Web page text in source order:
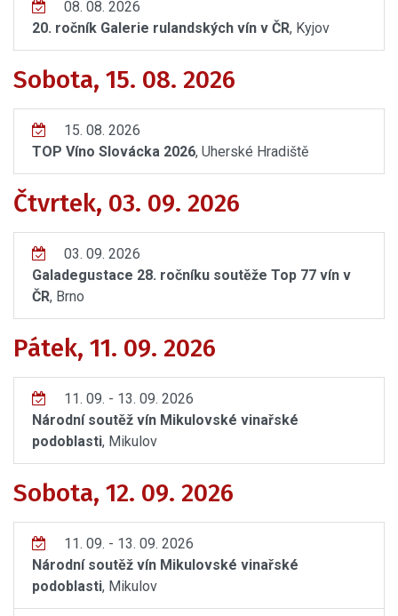
08. 08. 2026
20. ročník Galerie rulandských vín v ČR, Kyjov
Sobota, 15. 08. 2026
15. 08. 2026
TOP Víno Slovácka 2026, Uherské Hradiště
Čtvrtek, 03. 09. 2026
03. 09. 2026
Galadegustace 28. ročníku soutěže Top 77 vín v
ČR, Brno
Pátek, 11. 09. 2026
11. 09. - 13. 09. 2026
Národní soutěž vín Mikulovské vinařské
podoblasti, Mikulov
Sobota, 12. 09. 2026
11. 09. - 13. 09. 2026
Národní soutěž vín Mikulovské vinařské
podoblasti, Mikulov